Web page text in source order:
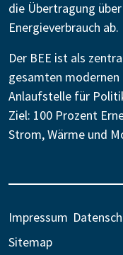
die Übertragung
Energieverbrauch ab.
Der BEE ist als
gesamten
Anlaufstelle für
Ziel: 100 Prozent
Strom, Wärme und
Impressum
Sitemap